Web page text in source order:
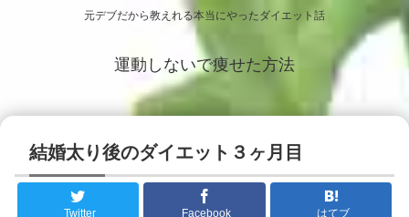
元デブだから教えれる本当にやったダイエット話
運動しないで痩せた方法
結婚太り後のダイエット３ヶ月目
Twitter Facebook はてブ